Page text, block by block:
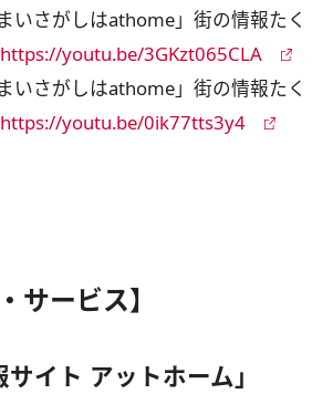
いさがしはathome」街の情報たく
https://youtu.be/3GKzt065CLA
いさがしはathome」街の情報たく
https://youtu.be/0ik77tts3y4
サービス】
サイト アットホーム」